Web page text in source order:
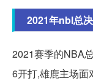
2021年nbl总
2021赛季的NBA
6开打,雄鹿主场面